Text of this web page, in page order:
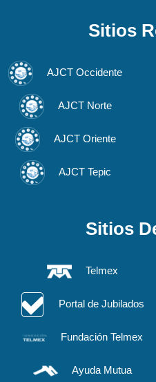
Sitios
AJCT Occidente
AJCT Norte
AJCT Oriente
AJCT Tepic
Sitios
Telmex
Portal de Jubilados
Fundación Telmex
Ayuda Mutua